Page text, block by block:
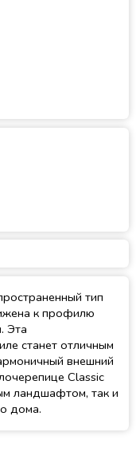
тип
к профилю
Эта
станет отличным
внешний
Classic
ландшафтом, так и
дома.